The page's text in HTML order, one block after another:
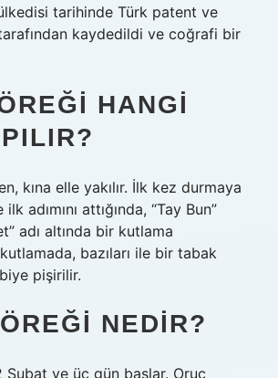
tarihinde Türk patent ve
kaydedildi ve coğrafi bir
HANGI
kına elle yakılır. İlk kez durmaya
adımını attığında, “Tay Bun”
adı altında bir kutlama
bazıları ile bir tabak
pişirilir.
NEDIR?
Şubat ve üç gün başlar. Oruç